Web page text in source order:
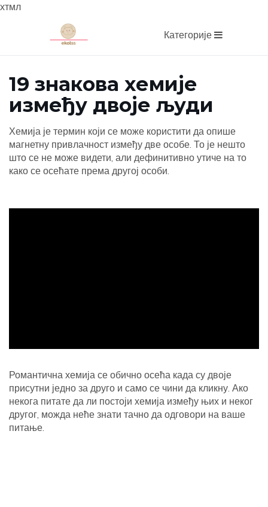
хтмл
Категорије
19 знакова хемије
између двоје људи
Хемија је термин који се може користити да опише
магнетну привлачност између две особе. То је нешто
што се не може видети, али дефинитивно утиче на то
како се осећате према другој особи.
Романтична хемија се обично осећа када су двоје
присутни једно за друго и само се чини да кликну. Ако
некога питате да ли постоји хемија између њих и неког
другог, можда неће знати тачно да одговори на ваше
питање.